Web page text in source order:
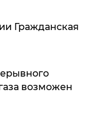
Гражданская
возможен